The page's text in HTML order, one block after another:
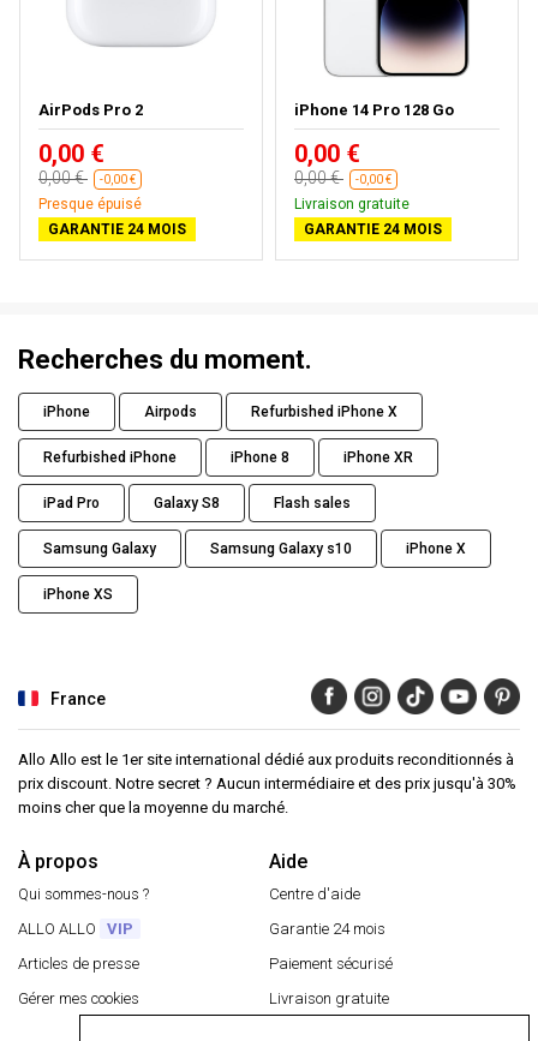
AirPods Pro 2
0,00 €
0,00 € -0,00 €
Presque épuisé
GARANTIE 24 MOIS
iPhone 14 Pro 128 Go
0,00 €
0,00 € -0,00 €
Livraison gratuite
GARANTIE 24 MOIS
Recherches du moment.
iPhone Airpods Refurbished iPhone X
Refurbished iPhone iPhone 8 iPhone XR
iPad Pro Galaxy S8 Flash sales
Samsung Galaxy Samsung Galaxy s10 iPhone X
iPhone XS
France
Allo Allo est le 1er site international dédié aux produits reconditionnés à
prix discount. Notre secret ? Aucun intermédiaire et des prix jusqu'à 30%
moins cher que la moyenne du marché.
À propos
Qui sommes-nous ?
ALLO ALLO
VIP
Articles de presse
Gérer mes cookies
Aide
Centre d'aide
Garantie 24 mois
Paiement sécurisé
Livraison gratuite